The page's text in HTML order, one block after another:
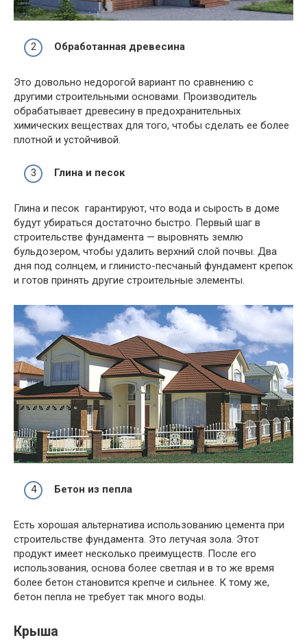
Обработанная древесина
Это довольно недорогой вариант по сравнению с
другими строительными основами. Производитель
обрабатывает древесину в предохранительных
химических веществах для того, чтобы сделать ее более
плотной и устойчивой.
Глина и песок
Глина и песок гарантируют, что вода и сырость в доме
будут убираться достаточно быстро. Первый шаг в
строительстве фундамента — выровнять землю
бульдозером, чтобы удалить верхний слой почвы. Два
дня под солнцем, и глинисто-песчаный фундамент крепок
и готов принять другие строительные элементы.
Бетон из пепла
Есть хорошая альтернатива использованию цемента при
строительстве фундамента. Это летучая зола. Этот
продукт имеет несколько преимуществ. После его
использования, основа более светлая и в то же время
более бетон становится крепче и сильнее. К тому же,
бетон пепла не требует так много воды.
Крыша